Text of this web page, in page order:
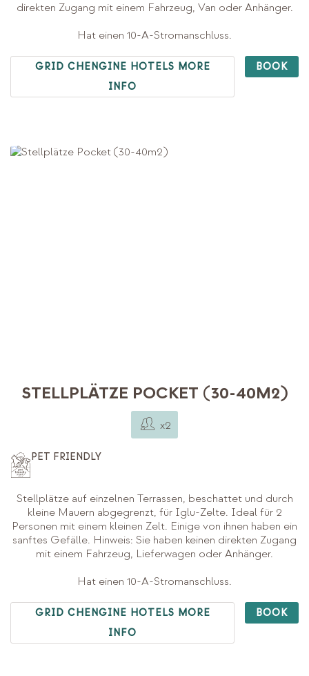
direkten Zugang mit einem Fahrzeug, Van oder Anhänger.
Hat einen 10-A-Stromanschluss.
GRID CHENGINE HOTELS MORE
INFO
BOOK
STELLPLÄTZE POCKET (30-40M2)
x2
PET FRIENDLY
Stellplätze auf einzelnen Terrassen, beschattet und durch
kleine Mauern abgegrenzt, für Iglu-Zelte. Ideal für 2
Personen mit einem kleinen Zelt. Einige von ihnen haben ein
sanftes Gefälle. Hinweis: Sie haben keinen direkten Zugang
mit einem Fahrzeug, Lieferwagen oder Anhänger.
Hat einen 10-A-Stromanschluss.
GRID CHENGINE HOTELS MORE
INFO
BOOK